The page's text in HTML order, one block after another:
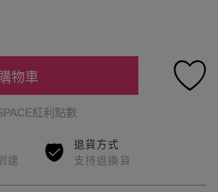
物車
紅利點數
達
退貨方式
支持退換貨